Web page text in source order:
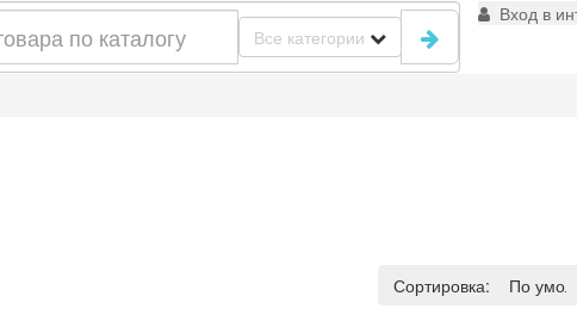
Все категории
Вход в
Сортировка: По